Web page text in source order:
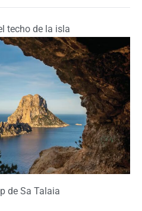
techo de la isla
de Sa Talaia